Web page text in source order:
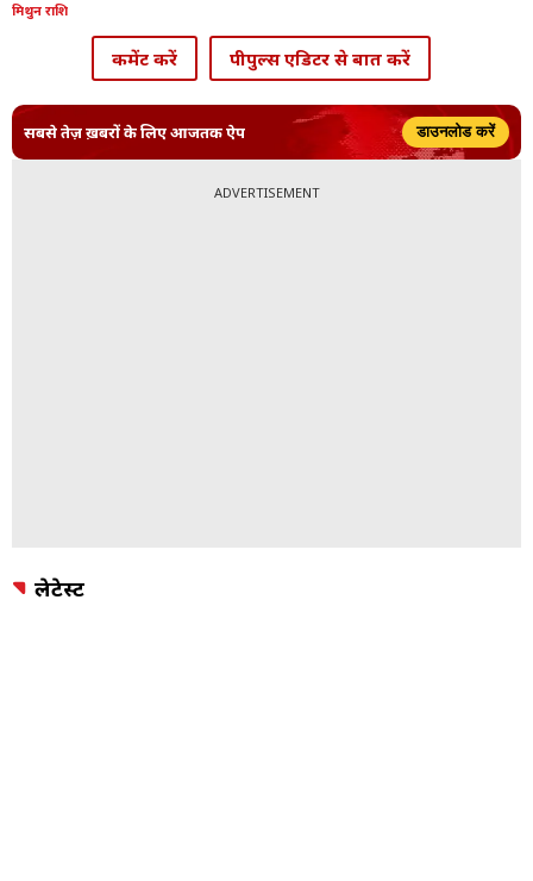
मिथुन राशि
कमेंट करें पीपुल्स एडिटर से बात करें
सबसे तेज़ ख़बरों के लिए आजतक ऐप डाउनलोड करें
ADVERTISEMENT
लेटेस्ट